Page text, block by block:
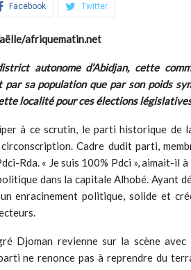
Facebook Twitter
afriquematin.net
autonome d’Abidjan, cette
sa population que par son poids
localité pour ces élections
à ce scrutin, le parti historique de
Cadre dudit parti,
Rda. « Je suis 100% Pdci », aimait-
dans la capitale Alhobé. Ayant
enracinement politique, solide et
Djoman revienne sur la scène
ne renonce pas à reprendre du